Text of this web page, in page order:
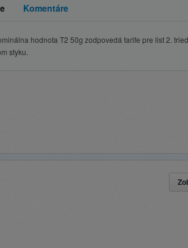
Komentáre
hodnota T2 50g zodpovedá tarife pre list 2.
styku.